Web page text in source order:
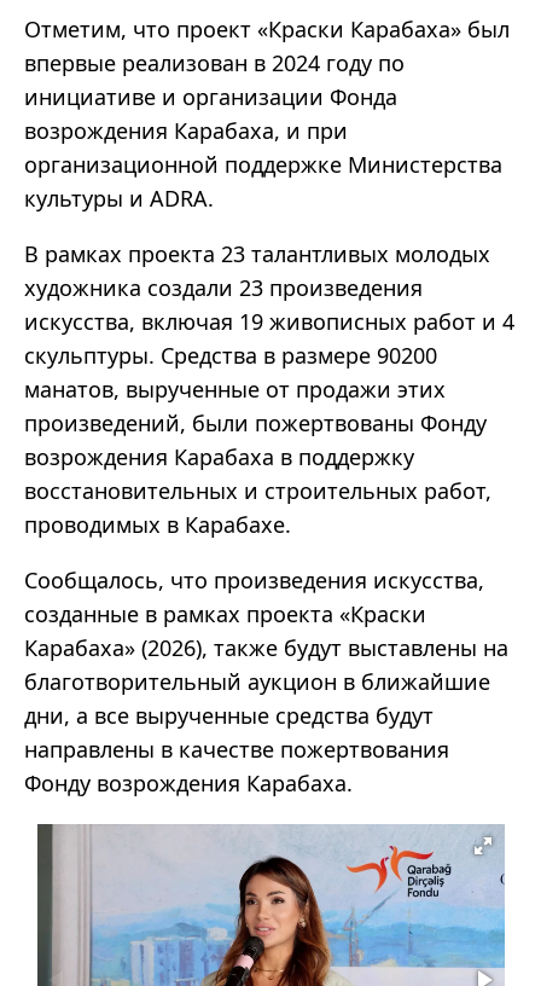
Отметим, что проект «Краски Карабаха» был
впервые реализован в 2024 году по
инициативе и организации Фонда
возрождения Карабаха, и при
организационной поддержке Министерства
культуры и ADRA.
В рамках проекта 23 талантливых молодых
художника создали 23 произведения
искусства, включая 19 живописных работ и 4
скульптуры. Средства в размере 90200
манатов, вырученные от продажи этих
произведений, были пожертвованы Фонду
возрождения Карабаха в поддержку
восстановительных и строительных работ,
проводимых в Карабахе.
Сообщалось, что произведения искусства,
созданные в рамках проекта «Краски
Карабаха» (2026), также будут выставлены на
благотворительный аукцион в ближайшие
дни, а все вырученные средства будут
направлены в качестве пожертвования
Фонду возрождения Карабаха.